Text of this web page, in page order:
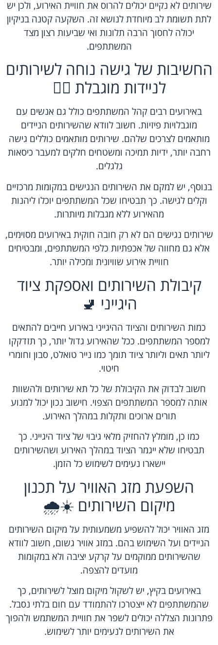
שירותים לא נקיים יכולים להרוס את חוויית האירוע, ולכן יש
לתת תשומת לב מיוחדת לנושא זה. השקעה קטנה בניקיון
יכולה לחסוך הרבה תלונות ואי שביעות רצון מצד
המשתתפים.
החשיבות של גישה נוחה לשירותים
לניידות מוגבלת 🚶‍♂️
באירועים רבים קהל המשתתפים כולל גם אנשים עם
מוגבלויות פיזיות. חשוב לוודא שהשירותים הניידים
מותאמים לצרכים שלהם. שירותים מותאמים כוללים גישה
רחבה יותר, ידיות תמיכה ומשטחים חלקים למעבר כיסאות
גלגלים.
בנוסף, יש למקם את השירותים הנגישים במקומות מרכזיים
וקלים לגישה. כך תבטיחו שכל המשתתפים יוכלו ליהנות
מהאירוע ללא מגבלות מיותרות.
שירותים נגישים הם לא רק חובה חוקית באירועים מסוימים,
אלא גם מחווה של אכפתיות כלפי המשתתפים, ומבטיחים
חוויית אירוע שוויונית ומכילה יותר.
קיבולת השירותים ואספקת ציוד
היגייני 🚽
כמות השירותים והציוד ההיגייני באירוע חייבים להתאים
למספר המשתתפים. ככל שהאירוע גדול יותר, כך תזדקקו
ליותר תאים וליותר ציוד תומך כמו נייר טואלט, סבון וחומרי
חיטוי.
חשוב לבדוק את הקיבולת של כל תא שירותים ולהשוות
אותה למספר המשתתפים הצפוי. חישוב נכון יכול למנוע
תורים ארוכים ותקלות במהלך האירוע.
כמו כן, מומלץ להחזיק מלאי גיבוי של ציוד היגייני. כך
תבטיחו שלא ייגמר הציוד במהלך האירוע ושהשירותים
יישארו נעימים לשימוש כל הזמן.
השפעת מזג האוויר על תכנון
מיקום השירותים ☀️🌧️
מזג האוויר יכול להשפיע משמעותית על מיקום השירותים
הניידים ועל השימוש בהם. במזג אוויר גשום, חשוב לוודא
שהשירותים ממוקמים על קרקע יציבה ולא במקומות
מועדים להצפה.
באירועים בקיץ, יש לשקול מיקום מוצל לשירותים, כך
שהמשתתפים לא ייצטרכו להתמודד עם חום בלתי נסבל.
פתרונות הצללה יכולים לשפר את חוויית המשתמש ולהפוך
את השירותים לנעימים יותר לשימוש.